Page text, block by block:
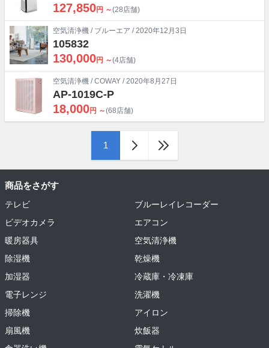
127,850円 ～(28店舗)
空気清浄機 / ブルーエア / 2020年12月3日
105832
130,000円 ～(4店舗)
空気清浄機 /COWAY / 2020年8月27日
AP-1019C-P
18,000円 ～(68店舗)
1
商品をさがす
テレビ
ブルーレイレコーダー
ビデオカメラ
エアコン
暖房器具
空気清浄機
除湿機
乾燥機
加湿器
冷蔵庫・冷凍庫
電子レンジ
洗濯機
掃除機
アイロン
扇風機
炊飯器